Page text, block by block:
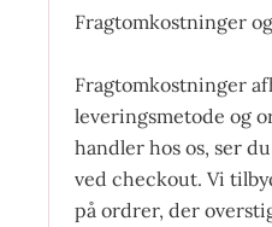
Fragtomkostninger
Fragtomkostninger
leveringsmetode og
handler hos os, ser
ved checkout. Vi
på ordrer, der